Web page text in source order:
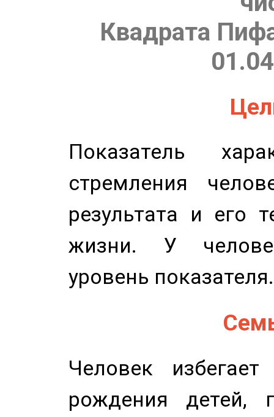
Квадрата
Показатель
стремления
результата и его
жизни. У
уровень показателя.
Человек
рождения детей,